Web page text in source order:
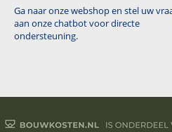
Ga naar onze webshop en stel uw
aan onze chatbot voor directe
ondersteuning.